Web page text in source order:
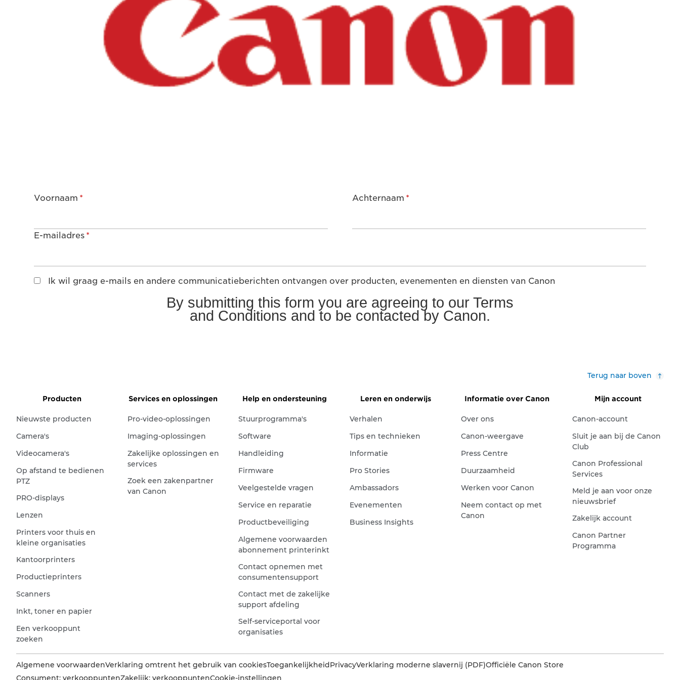
Voornaam * Achternaam *
E-mailadres *
Ik wil graag e-mails en andere communicatieberichten ontvangen over producten, evenementen en diensten van Canon
By submitting this form you are agreeing to our Terms
and Conditions and to be contacted by Canon.
Terug naar boven
Producten
Nieuwste producten
Camera's
Videocamera's
Op afstand te bedienen
PTZ
PRO-displays
Lenzen
Printers voor thuis en
kleine organisaties
Kantoorprinters
Productieprinters
Scanners
Inkt, toner en papier
Een verkooppunt
zoeken
Services en oplossingen
Pro-video-oplossingen
Imaging-oplossingen
Zakelijke oplossingen en
services
Zoek een zakenpartner
van Canon
Help en ondersteuning
Stuurprogramma's
Software
Handleiding
Firmware
Veelgestelde vragen
Service en reparatie
Productbeveiliging
Algemene voorwaarden
abonnement printerinkt
Contact opnemen met
consumentensupport
Contact met de zakelijke
support afdeling
Self-serviceportal voor
organisaties
Leren en onderwijs
Verhalen
Tips en technieken
Informatie
Pro Stories
Ambassadors
Evenementen
Business Insights
Informatie over Canon
Over ons
Canon-weergave
Press Centre
Duurzaamheid
Werken voor Canon
Neem contact op met
Canon
Mijn account
Canon-account
Sluit je aan bij de Canon
Club
Canon Professional
Services
Meld je aan voor onze
nieuwsbrief
Zakelijk account
Canon Partner
Programma
Algemene voorwaardenVerklaring omtrent het gebruik van cookiesToegankelijkheidPrivacyVerklaring moderne slavernij (PDF)Officiële Canon Store
Consument: verkooppuntenZakelijk: verkooppuntenCookie-instellingen